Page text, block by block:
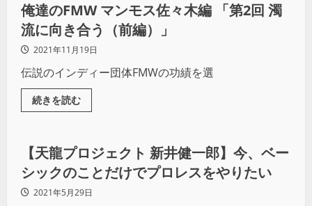
俺達のFMW マンモス佐々木編 「第2回 濁
流に向き合う（前編）」
2021年11月19日
伝説のインディー団体FMWの功績を選
続きを読む
プロレス
【天龍プロジェクト 新井健一郎】今、ベー
シックのことだけでプロレスをやりたい
2021年5月29日